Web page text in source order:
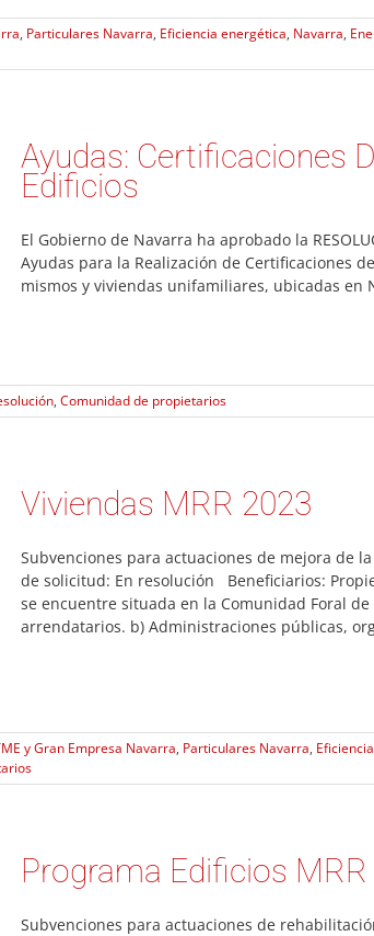
, Particulares Navarra, Eficiencia energética, Navarra,
Ayudas: Certificaciones
Edificios
El Gobierno de Navarra ha aprobado la
Ayudas para la Realización de Certificaciones
mismos y viviendas unifamiliares, ubicadas en
, Comunidad de propietarios
Viviendas MRR 2023
Subvenciones para actuaciones de mejora de
de solicitud: En resolución Beneficiarios:
se encuentre situada en la Comunidad Foral
arrendatarios. b) Administraciones públicas,
y Gran Empresa Navarra, Particulares Navarra,
Programa Edificios
Subvenciones para actuaciones de